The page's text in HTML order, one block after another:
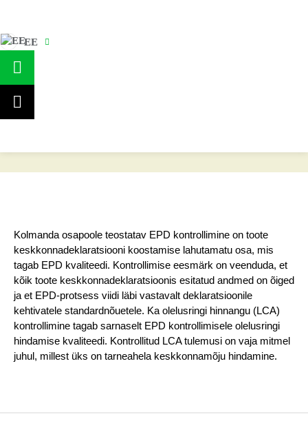
EE
Teenused
kontrollimine
EPD- ja LCA-uuringute
Kolmanda osapoole teostatav EPD kontrollimine on toote
keskkonnadeklaratsiooni koostamise lahutamatu osa, mis
tagab EPD kvaliteedi. Kontrollimise eesmärk on veenduda, et
kõik toote keskkonnadeklaratsioonis esitatud andmed on õiged
ja et EPD-protsess viidi läbi vastavalt deklaratsioonile
kehtivatele standardnõuetele. Ka olelusringi hinnangu (LCA)
kontrollimine tagab sarnaselt EPD kontrollimisele olelusringi
hindamise kvaliteedi. Kontrollitud LCA tulemusi on vaja mitmel
juhul, millest üks on tarneahela keskkonnamõju hindamine.